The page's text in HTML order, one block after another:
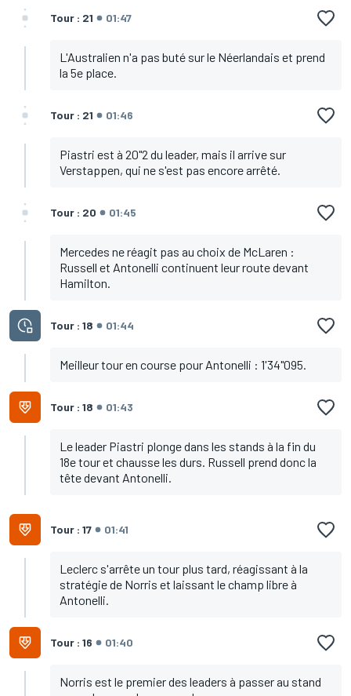
Tour : 21 01:47
L'Australien n'a pas buté sur le Néerlandais et prend
la 5e place.
Tour : 21 01:46
Piastri est à 20"2 du leader, mais il arrive sur
Verstappen, qui ne s'est pas encore arrêté.
Tour : 20 01:45
Mercedes ne réagit pas au choix de McLaren :
Russell et Antonelli continuent leur route devant
Hamilton.
Tour : 18 01:44
Meilleur tour en course pour Antonelli : 1'34"095.
Tour : 18 01:43
Le leader Piastri plonge dans les stands à la fin du
18e tour et chausse les durs. Russell prend donc la
tête devant Antonelli.
Tour : 17 01:41
Leclerc s'arrête un tour plus tard, réagissant à la
stratégie de Norris et laissant le champ libre à
Antonelli.
Tour : 16 01:40
Norris est le premier des leaders à passer au stand